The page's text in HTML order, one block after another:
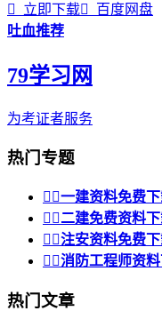

立即下载
百度网盘
吐血推荐
79学习网
为考证者服务
热门专题
 一建资料免费
 二建免费资料
 注安资料免费
 消防工程师资
热门文章